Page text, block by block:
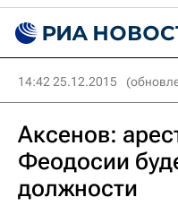
14:42 25.12.2015
Аксенов:
Феодосии
должности